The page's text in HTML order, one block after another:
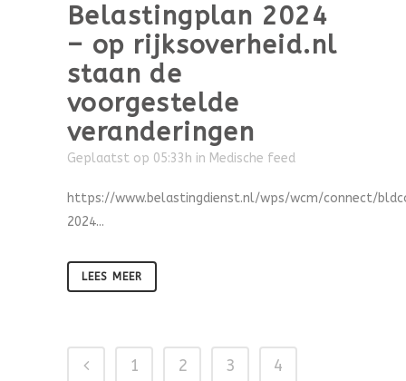
Belastingplan 2024
– op rijksoverheid.nl
staan de
voorgestelde
veranderingen
Geplaatst op 05:33h in Medische feed
https://www.belastingdienst.nl/wps/wcm/connect/
2024...
LEES MEER
1 2 3
4